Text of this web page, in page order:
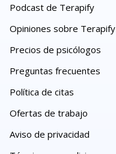
Podcast de Terapify
Opiniones sobre Terapify
Precios de psicólogos
Preguntas frecuentes
Política de citas
Ofertas de trabajo
Aviso de privacidad